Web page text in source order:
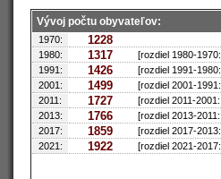
Vývoj počtu obyvateľov:
1970: 1228
1980: 1317 [rozdiel 1980-1970:
1991:
1426 [rozdiel 1991-1980:
2001:
1499 [rozdiel 2001-1991:
2011:
1727 [rozdiel 2011-2001:
2013:
1766 [rozdiel 2013-2011:
2017:
1859 [rozdiel 2017-2013:
2021:
1922 [rozdiel 2021-2017: